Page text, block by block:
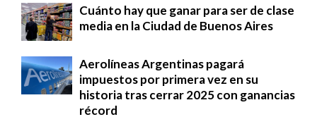
Cuánto hay que ganar para ser de clase
media en la Ciudad de Buenos Aires
Aerolíneas Argentinas pagará
impuestos por primera vez en su
historia tras cerrar 2025 con ganancias
récord